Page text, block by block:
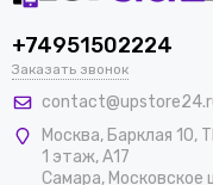
+74951502224
Заказать звонок
Москва, Барклая 10,
1 этаж, А17
Самара, Московское